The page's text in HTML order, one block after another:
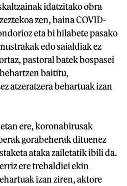
idatzitako obra
zen, baina COVID-
eta bi hilabete pasako
edo saialdiak ez
pastoral batek bospasei
baititu,
atzeratzera behartuak izan
ere, koronabirusak
gorabeherak dituenez
ataka zailetatik ibili da.
ere trebaldiei ekin
izan ziren, aktore